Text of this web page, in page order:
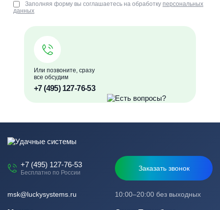
Или позвоните, сразу
все обсудим
+7 (495) 127-76-53
Заполняя форму вы соглашаетесь на обработку персональных
данных
+7 (495) 127-76-53
Бесплатно по России
Заказать звонок
10:00–20:00 без выходных
msk@luckysystems.ru